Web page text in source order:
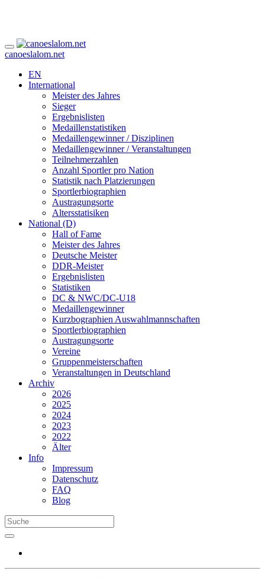
canoeslalom.net
EN
International
Meister des Jahres
Sieger
Ergebnislisten
Medaillenstatistiken
Medaillengewinner / Disziplinen
Medaillengewinner / Veranstaltungen
Teilnehmerzahlen
Anzahl Sportler pro Nation
Statistik nach Platzierungen
Sportlerbiographien
Austragungsorte
Altersstatisiken
National (D)
Hall of Fame
Meister des Jahres
Deutsche Meister
DDR-Meister
Ergebnislisten
Statistiken
DC & NWC/DC-U18
Medaillengewinner
Kurzbographien Auswahlmannschaften
Sportlerbiographien
Austragungsorte
Vereine
Gruppenmeisterschaften
Veranstaltungen in Deutschland
Archiv
2026
2025
2024
2023
2022
Älter
Info
Impressum
Datenschutz
FAQ
Blog